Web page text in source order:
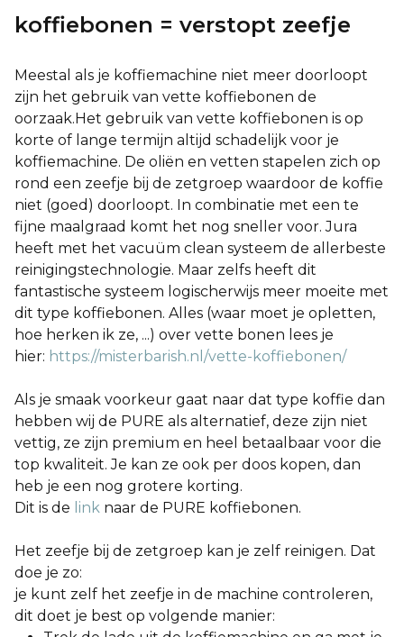
koffiebonen = verstopt zeefje
Meestal als je koffiemachine niet meer doorloopt
zijn het gebruik van vette koffiebonen de
oorzaak.Het gebruik van vette koffiebonen is op
korte of lange termijn altijd schadelijk voor je
koffiemachine. De oliën en vetten stapelen zich op
rond een zeefje bij de zetgroep waardoor de koffie
niet (goed) doorloopt. In combinatie met een te
fijne maalgraad komt het nog sneller voor. Jura
heeft met het vacuüm clean systeem de allerbeste
reinigingstechnologie. Maar zelfs heeft dit
fantastische systeem logischerwijs meer moeite met
dit type koffiebonen. Alles (waar moet je opletten,
hoe herken ik ze, ...) over vette bonen lees je
hier: https://misterbarish.nl/vette-koffiebonen/
Als je smaak voorkeur gaat naar dat type koffie dan
hebben wij de PURE als alternatief, deze zijn niet
vettig, ze zijn premium en heel betaalbaar voor die
top kwaliteit. Je kan ze ook per doos kopen, dan
heb je een nog grotere korting.
Dit is de link naar de PURE koffiebonen.
Het zeefje bij de zetgroep kan je zelf reinigen. Dat
doe je zo:
je kunt zelf het zeefje in de machine controleren,
dit doet je best op volgende manier: